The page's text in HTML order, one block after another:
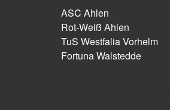
ASC Ahlen
Rot-Weiß Ahlen
TuS Westfalia Vorhelm
Fortuna Walstedde